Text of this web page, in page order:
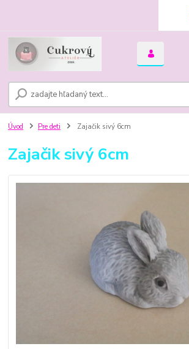
Úvod Pre deti Zajačik sivý 6cm
Zajačik sivý 6cm